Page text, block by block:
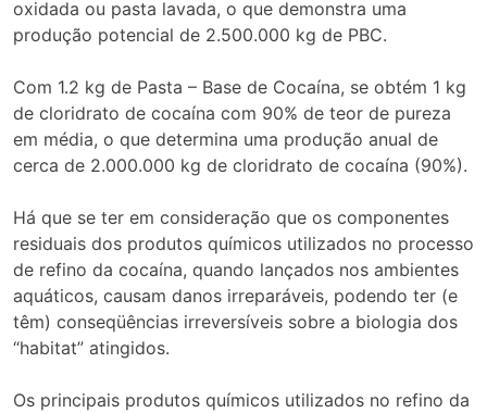
oxidada ou pasta lavada, o que demonstra uma
produção potencial de 2.500.000 kg de PBC.
Com 1.2 kg de Pasta – Base de Cocaína, se obtém 1 kg
de cloridrato de cocaína com 90% de teor de pureza
em média, o que determina uma produção anual de
cerca de 2.000.000 kg de cloridrato de cocaína (90%).
Há que se ter em consideração que os componentes
residuais dos produtos químicos utilizados no processo
de refino da cocaína, quando lançados nos ambientes
aquáticos, causam danos irreparáveis, podendo ter (e
têm) conseqüências irreversíveis sobre a biologia dos
“habitat” atingidos.
Os principais produtos químicos utilizados no refino da